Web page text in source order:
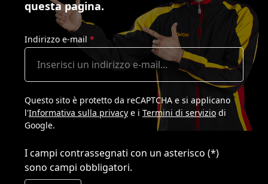
questa pagina.
Indirizzo e-mail *
Questo sito è protetto da reCAPTCHA e si applicano
l'Informativa sulla privacy e i Termini di servizio di
Google.
I campi contrassegnati con un asterisco (*)
sono campi obbligatori.